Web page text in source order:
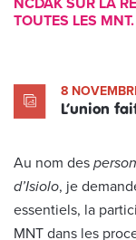
TOUTES LES MNT.
8
L’union
Au nom des
d’Isiolo, je
essentiels, la
MNT dans les